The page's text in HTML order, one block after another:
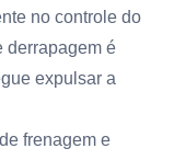
no controle do
derrapagem é
expulsar a
frenagem e